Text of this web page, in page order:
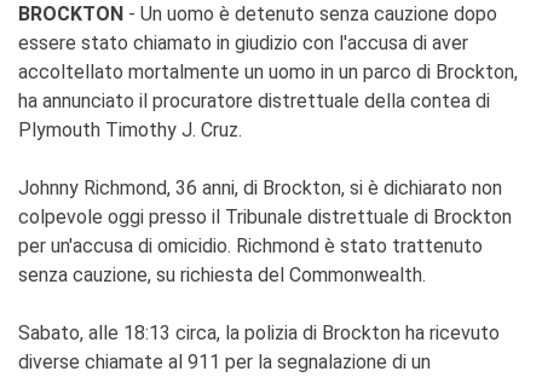
BROCKTON - Un uomo è detenuto senza cauzione dopo
essere stato chiamato in giudizio con l'accusa di aver
accoltellato mortalmente un uomo in un parco di Brockton,
ha annunciato il procuratore distrettuale della contea di
Plymouth Timothy J. Cruz.
Johnny Richmond, 36 anni, di Brockton, si è dichiarato non
colpevole oggi presso il Tribunale distrettuale di Brockton
per un'accusa di omicidio. Richmond è stato trattenuto
senza cauzione, su richiesta del Commonwealth.
Sabato, alle 18:13 circa, la polizia di Brockton ha ricevuto
diverse chiamate al 911 per la segnalazione di un